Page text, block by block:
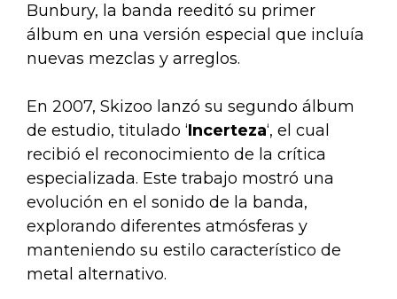
Bunbury, la banda reeditó su primer
álbum en una versión especial que incluía
nuevas mezclas y arreglos.
En 2007, Skizoo lanzó su segundo álbum
de estudio, titulado ‘Incerteza‘, el cual
recibió el reconocimiento de la crítica
especializada. Este trabajo mostró una
evolución en el sonido de la banda,
explorando diferentes atmósferas y
manteniendo su estilo característico de
metal alternativo.